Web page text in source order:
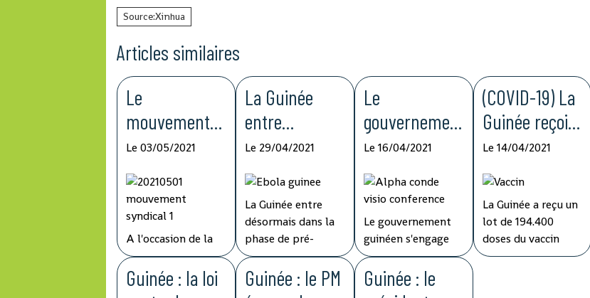
Source:Xinhua
Articles similaires
Le
mouvement
syndical
demande une
augmentation
des salaire et
de pension de
retraite
Le 03/05/2021
A l'occasion de la
célébration de la
fête internationale
du Travail, le
La Guinée
entre
désormais
dans la phase
de pré-
élimination de
la fièvre Ebola
Le 29/04/2021
La Guinée entre
désormais dans la
phase de pré-
élimination de la
fièvre Ebola, avec
une période de
Le
gouvernemen
t guinéen
déclare
s'engager
dans la lutte
contre la
corruption
Le 16/04/2021
Le gouvernement
guinéen s'engage
dans la lutte contre
la corruption dans
la sphère étatique
(COVID-19) La
Guinée reçoit
194.400 doses
du vaccin
d'AstraZeneca
dans le cadre
de l'initiative
Le 14/04/2021
La Guinée a reçu un
lot de 194.400
doses du vaccin
d'AstraZeneca dans
Guinée : la loi
Guinée : le PM
Guinée : le